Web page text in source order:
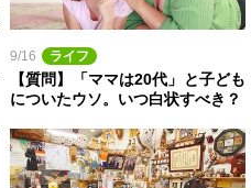
9/16 ライフ
【質問】「ママは20代」と子ども
についたウソ。いつ白状すべき？